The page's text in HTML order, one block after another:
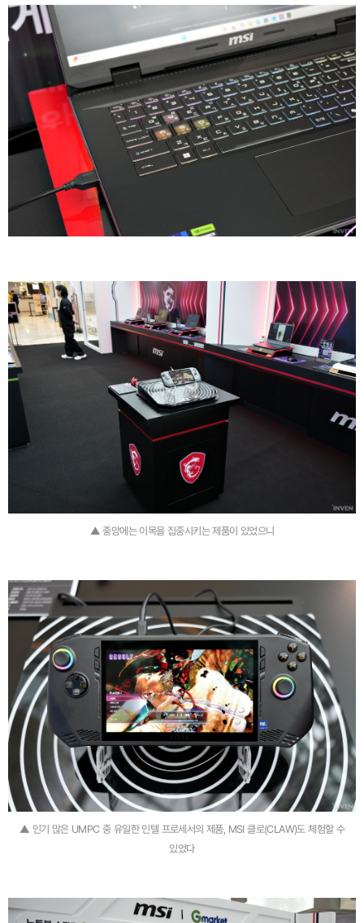
▲ 중앙에는 이목을 집중시키는 제품이 있었으니
▲ 인기 많은 UMPC 중 유일한 인텔 프로세서의 제품, MSI 클로(CLAW)도 체험할 수
있었다